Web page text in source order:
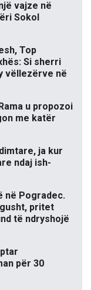
vajze në
Sokol
Top
Si sherri
vëllezërve në
u propozoi
me katër
ja kur
ndaj ish-
në Pogradec.
pritet
të ndryshojë
për 30